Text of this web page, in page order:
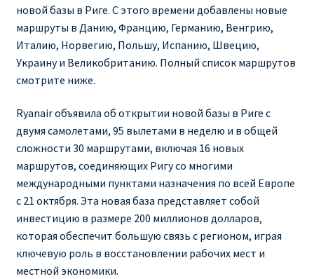
Ryanair Испания
RYANAIR ИТАЛИЯ
Ryanair направления, акции
Ryanair ошибка в фамилии, имени
Ryanair пересадки
новой базы в Риге. С этого времени добавлены новые
маршруты в Данию, Францию, Германию, Венгрию,
Италию, Норвегию, Польшу, Испанию, Швецию,
Украину и Великобританию. Полный список маршрутов
смотрите ниже.
Ryanair объявила об открытии новой базы в Риге с
двумя самолетами, 95 вылетами в неделю и в общей
сложности 30 маршрутами, включая 16 новых
маршрутов, соединяющих Ригу со многими
международными пунктами назначения по всей Европе
с 21 октября. Эта новая база представляет собой
инвестицию в размере 200 миллионов долларов,
которая обеспечит большую связь с регионом, играя
ключевую роль в восстановлении рабочих мест и
местной экономики.